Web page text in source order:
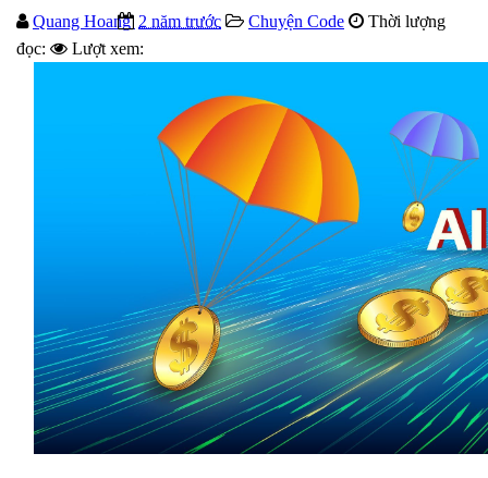
Quang Hoang 2 năm trước Chuyện Code
Thời lượng
đọc:
Lượt xem: